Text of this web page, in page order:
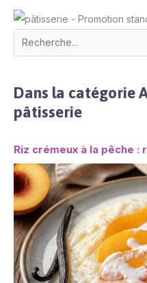
Dans la catégorie
pâtisserie
Riz crémeux à la pêche